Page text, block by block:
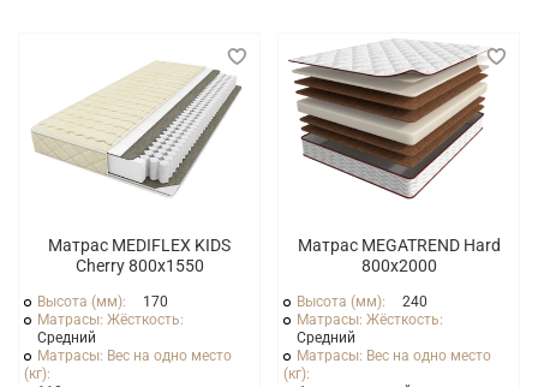
Матрас MEDIFLEX KIDS
Cherry 800x1550
Высота (мм):
170
Матрасы: Жёсткость:
Средний
Матрасы: Вес на одно место
(кг):
Матрас MEGATREND Hard
800x2000
Высота (мм):
240
Матрасы: Жёсткость:
Средний
Матрасы: Вес на одно место
(кг):